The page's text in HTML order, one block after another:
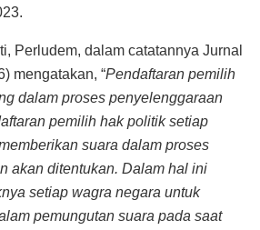
Perludem, dalam catatannya Jurnal
mengatakan, “Pendaftaran pemilih
dalam proses penyelenggaraan
pemilih hak politik setiap
suara dalam proses
akan ditentukan. Dalam hal ini
setiap wagra negara untuk
pemungutan suara pada saat